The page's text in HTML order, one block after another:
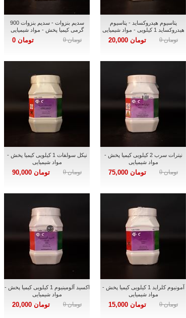
پتاسیوم هیدروکساید - پتاسیوم
هیدروکساید 1 کیلویی - مواد شیمیایی
تومان 0 تومان 20,000
سدیم بنزوات - سدیم بنزوات 900
گرمی کیمیا پخش - مواد شیمیایی
تومان 0 تومان 0
نیترات سرب 2 کیلویی کیمیا پخش -
مواد شیمیایی
تومان 0 تومان 75,000
نیکل سولفات 1 کیلویی کیمیا پخش -
مواد شیمیایی
تومان 0 تومان 90,000
آمونیوم کلراید 1 کیلویی کیمیا پخش -
مواد شیمیایی
تومان 0 تومان 15,000
اکسید آلومینیوم 1 کیلویی کیمیا پخش -
مواد شیمیایی
تومان 0 تومان 20,000